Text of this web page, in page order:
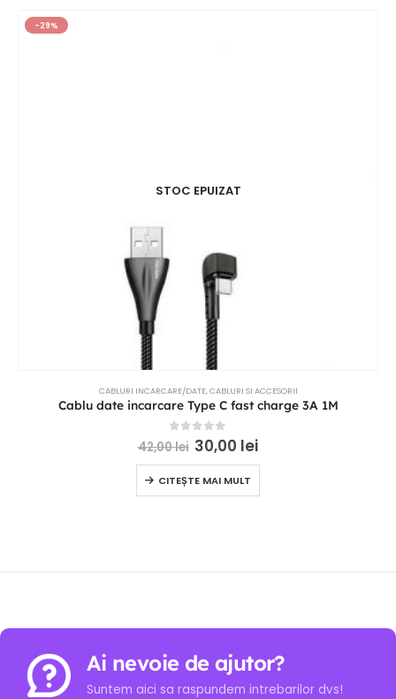
-29%
STOC EPUIZAT
CABLURI INCARCARE/DATE,CABLURI SI ACCESORII
Cablu date incarcare Type C fast charge 3A 1M
out of 5
42,00lei 30,00 lei
CITEȘTE MAI MULT
Ai nevoie de ajutor?
Suntem aici sa raspundem intrebarilor dvs!